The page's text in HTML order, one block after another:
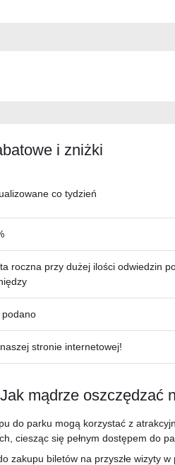
i zniżki
co tydzień
roczna przy dużej ilości odwiedzin
podano
stronie internetowej!
mądrze oszczędzać
do parku mogą korzystać z
ciesząc się pełnym dostępem do
zakupu biletów na przyszłe wizyty